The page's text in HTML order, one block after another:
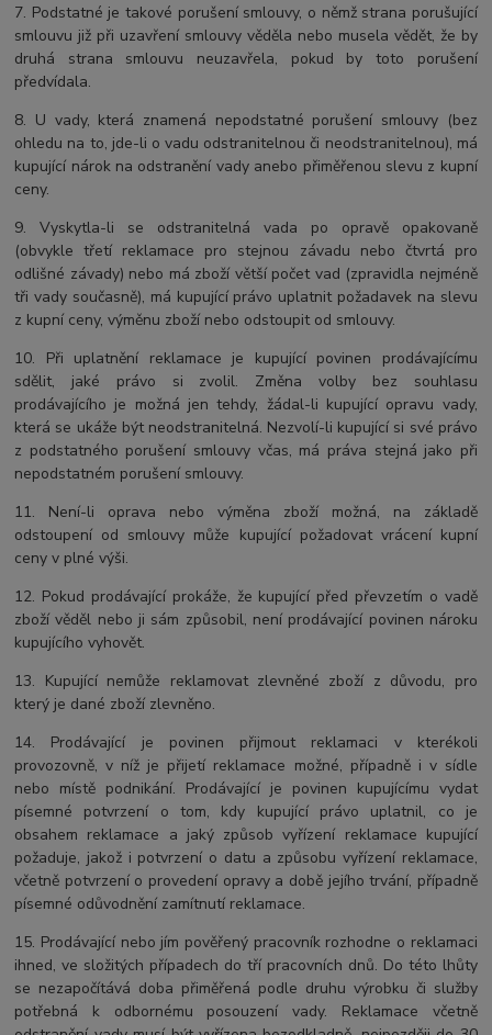
7. Podstatné je takové porušení smlouvy, o němž strana porušující
smlouvu již při uzavření smlouvy věděla nebo musela vědět, že by
druhá strana smlouvu neuzavřela, pokud by toto porušení
předvídala.
8. U vady, která znamená nepodstatné porušení smlouvy (bez
ohledu na to, jde-li o vadu odstranitelnou či neodstranitelnou), má
kupující nárok na odstranění vady anebo přiměřenou slevu z kupní
ceny.
9. Vyskytla-li se odstranitelná vada po opravě opakovaně
(obvykle třetí reklamace pro stejnou závadu nebo čtvrtá pro
odlišné závady) nebo má zboží větší počet vad (zpravidla nejméně
tři vady současně), má kupující právo uplatnit požadavek na slevu
z kupní ceny, výměnu zboží nebo odstoupit od smlouvy.
10. Při uplatnění reklamace je kupující povinen prodávajícímu
sdělit, jaké právo si zvolil. Změna volby bez souhlasu
prodávajícího je možná jen tehdy, žádal-li kupující opravu vady,
která se ukáže být neodstranitelná. Nezvolí-li kupující si své právo
z podstatného porušení smlouvy včas, má práva stejná jako při
nepodstatném porušení smlouvy.
11. Není-li oprava nebo výměna zboží možná, na základě
odstoupení od smlouvy může kupující požadovat vrácení kupní
ceny v plné výši.
12. Pokud prodávající prokáže, že kupující před převzetím o vadě
zboží věděl nebo ji sám způsobil, není prodávající povinen nároku
kupujícího vyhovět.
13. Kupující nemůže reklamovat zlevněné zboží z důvodu, pro
který je dané zboží zlevněno.
14. Prodávající je povinen přijmout reklamaci v kterékoli
provozovně, v níž je přijetí reklamace možné, případně i v sídle
nebo místě podnikání. Prodávající je povinen kupujícímu vydat
písemné potvrzení o tom, kdy kupující právo uplatnil, co je
obsahem reklamace a jaký způsob vyřízení reklamace kupující
požaduje, jakož i potvrzení o datu a způsobu vyřízení reklamace,
včetně potvrzení o provedení opravy a době jejího trvání, případně
písemné odůvodnění zamítnutí reklamace.
15. Prodávající nebo jím pověřený pracovník rozhodne o reklamaci
ihned, ve složitých případech do tří pracovních dnů. Do této lhůty
se nezapočítává doba přiměřená podle druhu výrobku či služby
potřebná k odbornému posouzení vady. Reklamace včetně